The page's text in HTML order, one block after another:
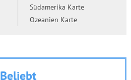
Südamerika Karte
Ozeanien Karte
Beliebt